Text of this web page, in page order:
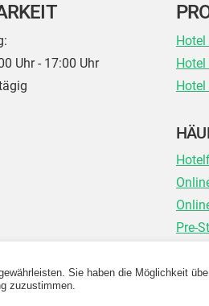
Uhr - 17:00 Uhr
Pre-
Sie haben die Möglichkeit
zuzustimmen.